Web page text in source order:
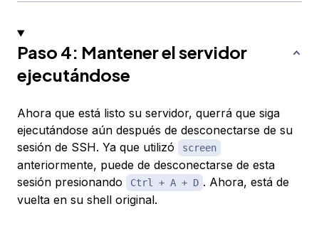
Paso 4: Mantener el servidor
ejecutándose
Ahora que está listo su servidor, querrá que siga
ejecutándose aún después de desconectarse de su
sesión de SSH. Ya que utilizó
screen
anteriormente, puede de desconectarse de esta
sesión presionando
Ctrl + A + D . Ahora, está de
vuelta en su shell original.